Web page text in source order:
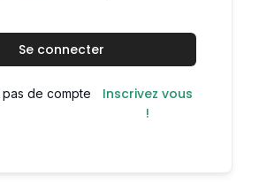
Se connecter
de compte
Inscrivez vous
!